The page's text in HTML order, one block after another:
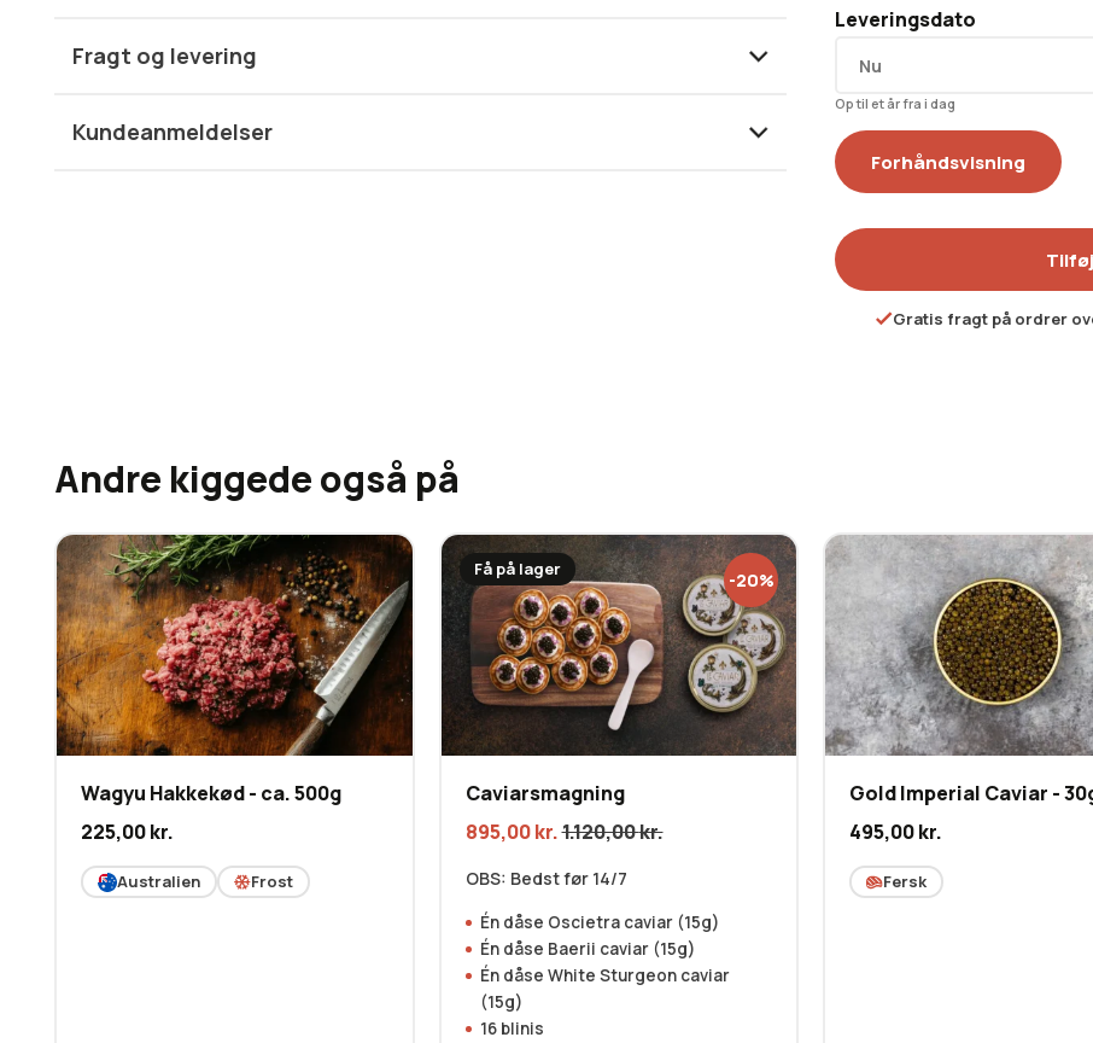
Fragt og levering
Kundeanmeldelser
Leveringsdato
Op til et år fra i dag
Forhåndsvisning
Gratis fragt på ordrer
Andre kiggede også på
Wagyu Hakkekød - ca. 500g
225,00kr.
Australien Frost
Få på lager -20%
Caviarsmagning
895,00kr.1.120,00kr.
OBS: Bedst før 14/7
Én dåse Oscietra caviar (15g)
Én dåse Baerii caviar (15g)
Én dåse White Sturgeon caviar
(15g)
16 blinis
Gold Imperial Caviar -
495,00kr.
Fersk